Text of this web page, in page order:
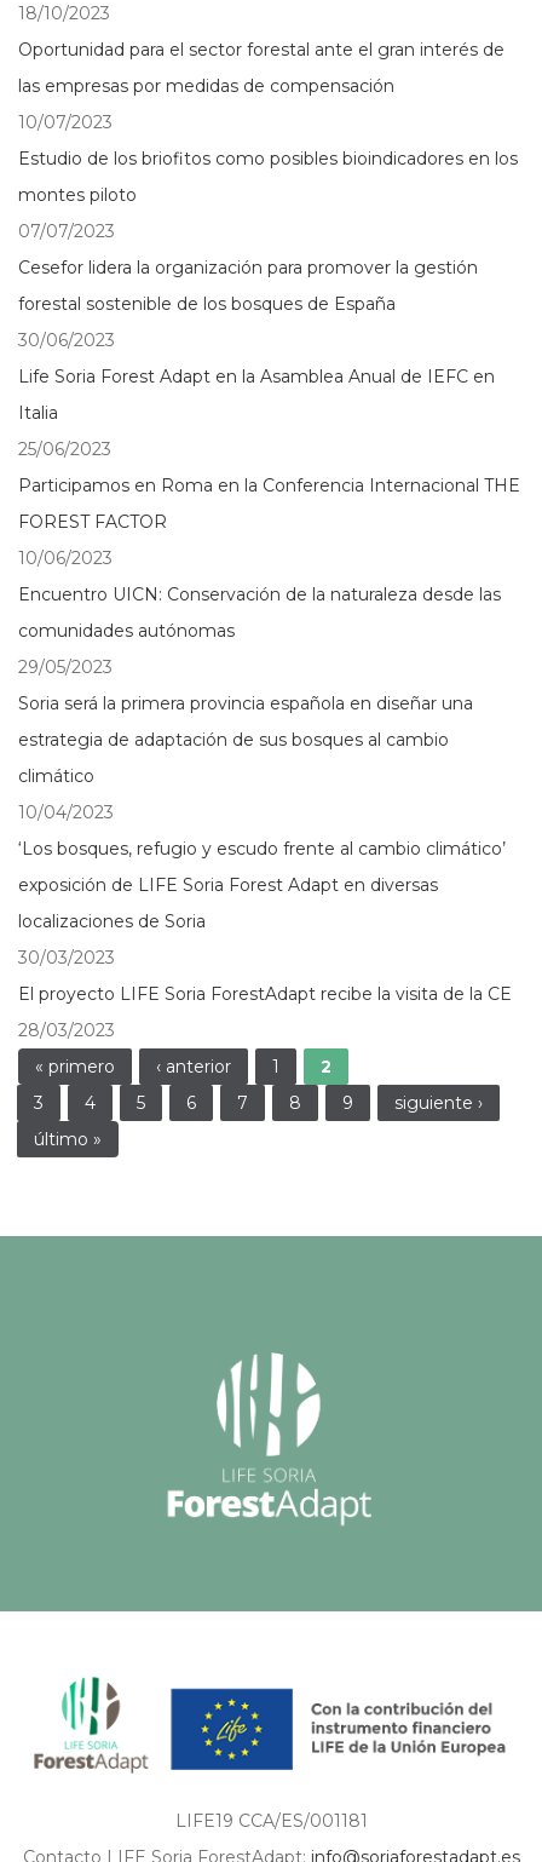
18/10/2023
Oportunidad para el sector forestal ante el gran interés de
las empresas por medidas de compensación
10/07/2023
Estudio de los briofitos como posibles bioindicadores en los
montes piloto
07/07/2023
Cesefor lidera la organización para promover la gestión
forestal sostenible de los bosques de España
30/06/2023
Life Soria Forest Adapt en la Asamblea Anual de IEFC en
Italia
25/06/2023
Participamos en Roma en la Conferencia Internacional THE
FOREST FACTOR
10/06/2023
Encuentro UICN: Conservación de la naturaleza desde las
comunidades autónomas
29/05/2023
Soria será la primera provincia española en diseñar una
estrategia de adaptación de sus bosques al cambio
climático
10/04/2023
‘Los bosques, refugio y escudo frente al cambio climático’
exposición de LIFE Soria Forest Adapt en diversas
localizaciones de Soria
30/03/2023
El proyecto LIFE Soria ForestAdapt recibe la visita de la CE
28/03/2023
Páginas
« primero ‹ anterior 1
2
3
4 5 6 7 8 9
siguiente ›
último »
LIFE19 CCA/ES/001181
Contacto LIFE Soria ForestAdapt: info@soriaforestadapt.es